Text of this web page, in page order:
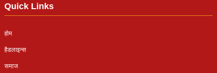
Quick Links
होम
हैडलाइन्स
समाज